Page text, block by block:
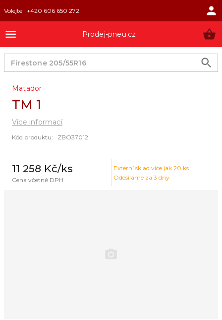
Volejte +420 606 650 272
Prodej-pneu.cz
Matador
TM 1
Kód produktu: ZBO37012
11 258 Kč/ks
Cena včetně DPH
Externí sklad více jak 20 ks
Odesíláme za 3 dny
Více informací